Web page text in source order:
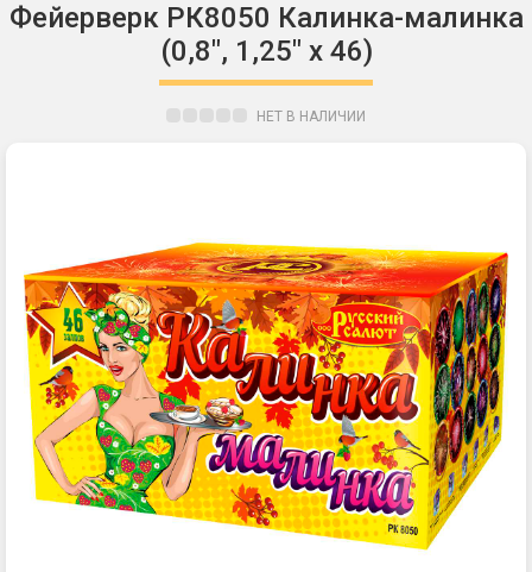
Фейерверк РК8050 Калинка-малинка
(0,8", 1,25" х 46)
НЕТ В НАЛИЧИИ